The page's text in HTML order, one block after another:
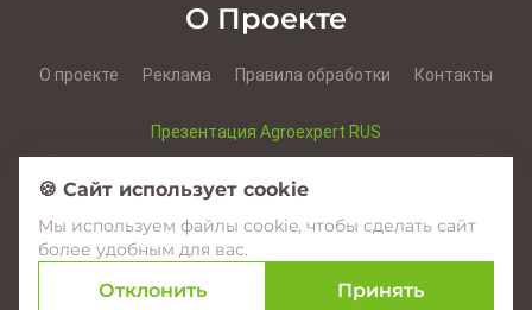
О Проекте
О проекте Реклама Правила обработки Контакты
Презентация Agroexpert RUS
Facebook YouTube Instagram
© 2017–2026 Agroexpert.md
🍪 Сайт использует cookie
Мы используем файлы cookie, чтобы сделать сайт
более удобным для вас.
Отклонить Принять